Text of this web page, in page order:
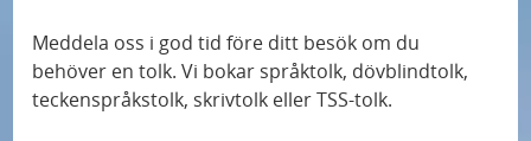
Meddela oss i god tid före ditt besök om du
behöver en tolk. Vi bokar språktolk, dövblindtolk,
teckenspråkstolk, skrivtolk eller TSS-tolk.